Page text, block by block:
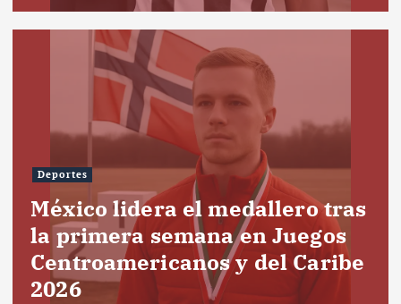
Deportes
México lidera el medallero tras
la primera semana en Juegos
Centroamericanos y del Caribe
2026